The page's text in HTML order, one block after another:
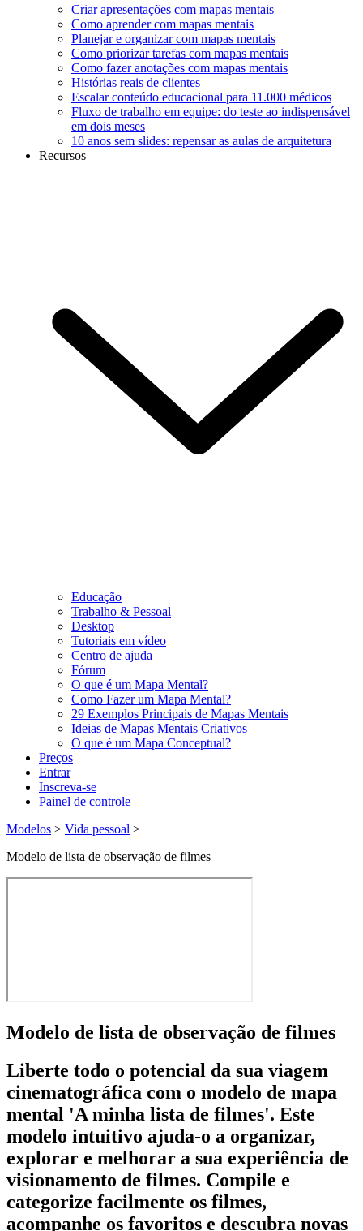
Criar apresentações com mapas mentais
Como aprender com mapas mentais
Planejar e organizar com mapas mentais
Como priorizar tarefas com mapas mentais
Como fazer anotações com mapas mentais
Histórias reais de clientes
Escalar conteúdo educacional para 11.000 médicos
Fluxo de trabalho em equipe: do teste ao indispensável
em dois meses
10 anos sem slides: repensar as aulas de arquitetura
Recursos
Educação
Trabalho & Pessoal
Desktop
Tutoriais em vídeo
Centro de ajuda
Fórum
O que é um Mapa Mental?
Como Fazer um Mapa Mental?
29 Exemplos Principais de Mapas Mentais
Ideias de Mapas Mentais Criativos
O que é um Mapa Conceptual?
Preços
Entrar
Inscreva-se
Painel de controle
Modelos > Vida pessoal >
Modelo de lista de observação de filmes
Modelo de lista de observação de filmes
Liberte todo o potencial da sua viagem
cinematográfica com o modelo de mapa
mental 'A minha lista de filmes'. Este
modelo intuitivo ajuda-o a organizar,
explorar e melhorar a sua experiência de
visionamento de filmes. Compile e
categorize facilmente os filmes,
acompanhe os favoritos e descubra novas